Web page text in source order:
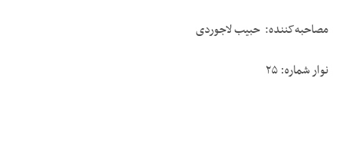
مصاحبه‌کننده: حبیب لاجوردی
نوار شماره: ۲۵